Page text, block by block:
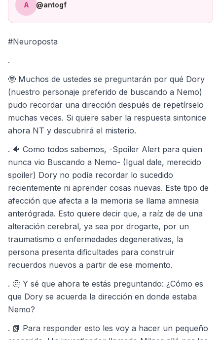
A @antogf
#Neuroposta
.
🤓 Muchos de ustedes se preguntarán por qué Dory
(nuestro personaje preferido de buscando a Nemo)
pudo recordar una dirección después de repetírselo
muchas veces. Si quiere saber la respuesta sintonice
ahora NT y descubrirá el misterio.
. 🐠 Como todos sabemos, -Spoiler Alert para quien
nunca vio Buscando a Nemo- (Igual dale, merecido
spoiler) Dory no podía recordar lo sucedido
recientemente ni aprender cosas nuevas. Este tipo de
afección que afecta a la memoria se llama amnesia
anterógrada. Esto quiere decir que, a raíz de de una
alteración cerebral, ya sea por drogarte, por un
traumatismo o enfermedades degenerativas, la
persona presenta dificultades para construir
recuerdos nuevos a partir de ese momento.
. 🤔 Y sé que ahora te estás preguntando: ¿Cómo es
que Dory se acuerda la dirección en donde estaba
Nemo?
. 📗 Para responder esto les voy a hacer un pequeño